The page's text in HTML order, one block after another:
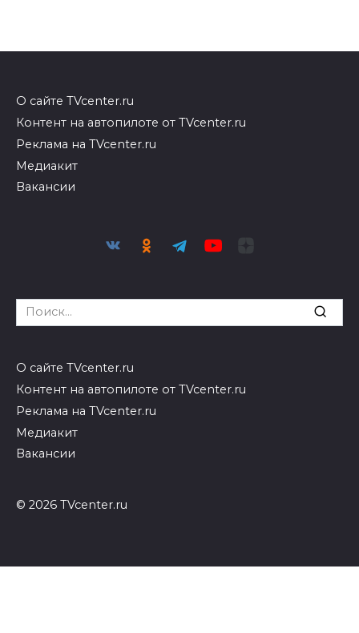
О сайте TVcenter.ru
Контент на автопилоте от TVcenter.ru
Реклама на TVcenter.ru
Медиакит
Вакансии
Search
for:
О сайте TVcenter.ru
Контент на автопилоте от TVcenter.ru
Реклама на TVcenter.ru
Медиакит
Вакансии
© 2026 TVcenter.ru